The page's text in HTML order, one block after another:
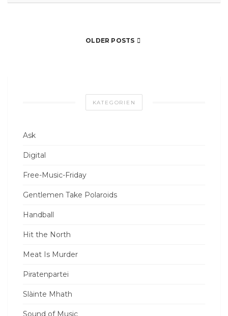
OLDER POSTS
KATEGORIEN
Ask
Digital
Free-Music-Friday
Gentlemen Take Polaroids
Handball
Hit the North
Meat Is Murder
Piratenpartei
Slàinte Mhath
Sound of Music